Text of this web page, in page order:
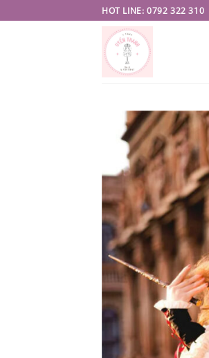
to
HOT LINE: 0792 322 310